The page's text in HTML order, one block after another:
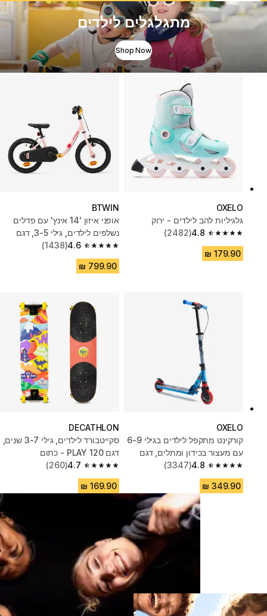
מתגלגלים לילדים
Shop Now
OXELO
גלגיליות להב לילדים - ירוק
4.8
4.8 out of 5 stars from 2482 reviews
(2482)
BTWIN
אופני איזון '14 אינץ' עם פדלים
נשלפים לילדים, גילי 3-5, דגם
Discover 500 - ורוד
4.6
4.6 out of 5 stars from 1438 reviews
(1438)
OXELO
קורקינט מתקפל לילדים בגילי 6-9
עם מעצור בכידון ומתלים, דגם
Mid5 - כחול
4.8
(3347)
DECATHLON
סקייטבורד לילדים, גילי 3-7 שנים,
דגם PLAY 120 - כתום
4.7
(260)